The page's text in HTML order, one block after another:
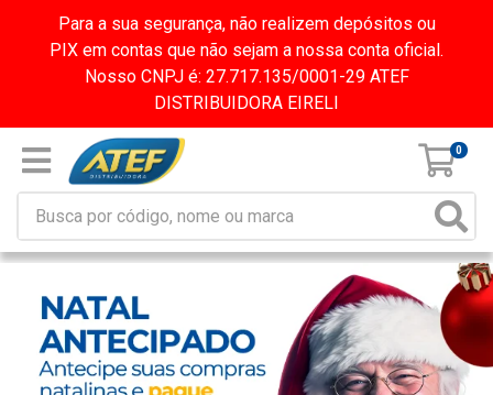
Para a sua segurança, não realizem depósitos ou
PIX em contas que não sejam a nossa conta oficial.
Nosso CNPJ é: 27.717.135/0001-29 ATEF
DISTRIBUIDORA EIRELI
0